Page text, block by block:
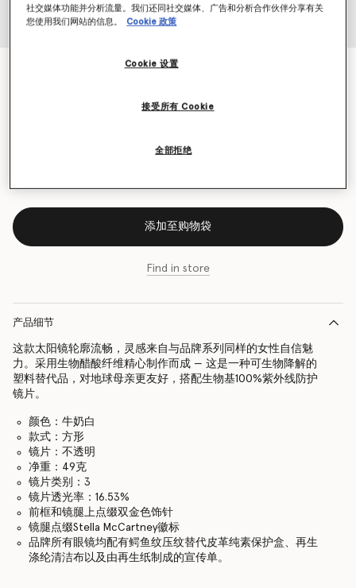
已选
添加至购物袋
Find in store
产品细节
这款太阳镜轮廓流畅，灵感来自与品牌系列同样的女性自信魅
力。采用生物醋酸纤维精心制作而成 — 这是一种可生物降解的
塑料替代品，对地球母亲更友好，搭配生物基100%紫外线防护
镜片。
颜色：牛奶白
款式：方形
镜片：不透明
净重：49克
镜片类别：3
镜片透光率：16.53%
前框和镜腿上点缀双金色饰针
镜腿点缀Stella McCartney徽标
品牌所有眼镜均配有鳄鱼纹压纹替代皮革纯素保护盒、再生
涤纶清洁布以及由再生纸制成的宣传单。
社交媒体功能并分析流量。我们还同社交媒体、广告和分析合作伙伴分享有关
您使用我们网站的信息。
Cookie 政策
Cookie 设置
全部拒绝
接受所有 Cookie